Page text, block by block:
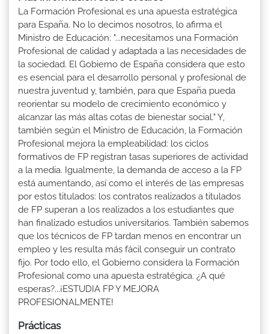
La Formación Profesional es una apuesta estratégica
para España. No lo decimos nosotros, lo afirma el
Ministro de Educación: "...necesitamos una Formación
Profesional de calidad y adaptada a las necesidades de
la sociedad. El Gobierno de España considera que esto
es esencial para el desarrollo personal y profesional de
nuestra juventud y, también, para que España pueda
reorientar su modelo de crecimiento económico y
alcanzar las más altas cotas de bienestar social." Y,
también según el Ministro de Educación, la Formación
Profesional mejora la empleabilidad: los ciclos
formativos de FP registran tasas superiores de actividad
a la media. Igualmente, la demanda de acceso a la FP
está aumentando, así como el interés de las empresas
por estos titulados: los contratos realizados a titulados
de FP superan a los realizados a los estudiantes que
han finalizado estudios universitarios. También sabemos
que los técnicos de FP tardan menos en encontrar un
empleo y les resulta más fácil conseguir un contrato
fijo. Por todo ello, el Gobierno considera la Formación
Profesional como una apuesta estratégica. ¿A qué
esperas?...¡ESTUDIA FP Y MEJORA
PROFESIONALMENTE!
Prácticas